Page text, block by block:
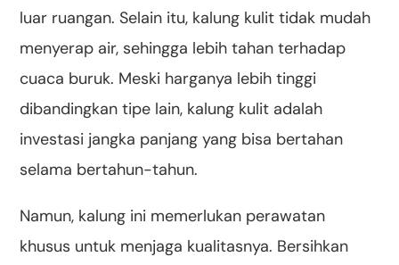
luar ruangan. Selain itu, kalung kulit tidak mudah
menyerap air, sehingga lebih tahan terhadap
cuaca buruk. Meski harganya lebih tinggi
dibandingkan tipe lain, kalung kulit adalah
investasi jangka panjang yang bisa bertahan
selama bertahun-tahun.
Namun, kalung ini memerlukan perawatan
khusus untuk menjaga kualitasnya. Bersihkan